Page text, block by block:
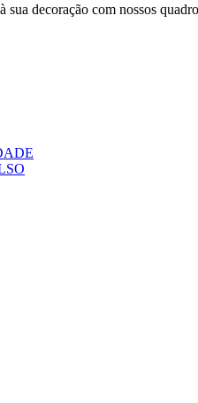
sua decoração com nossos